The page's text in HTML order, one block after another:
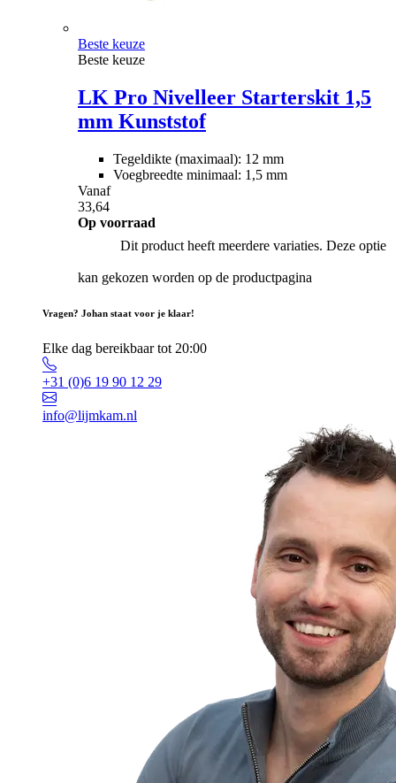
Beste keuze
Beste keuze
LK Pro Nivelleer Starterskit 1,5
mm Kunststof
Tegeldikte (maximaal): 12 mm
Voegbreedte minimaal: 1,5 mm
Vanaf
33,64
Op voorraad
Dit product heeft meerdere variaties. Deze optie
kan gekozen worden op de productpagina
Vragen? Johan staat voor je klaar!
Elke dag bereikbaar tot 20:00
+31 (0)6 19 90 12 29
info@lijmkam.nl